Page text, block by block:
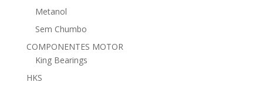
Metanol
Sem Chumbo
COMPONENTES MOTOR
King Bearings
HKS